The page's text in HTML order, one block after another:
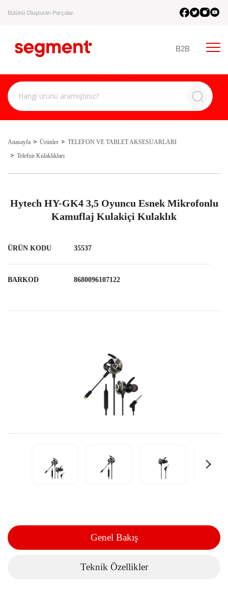
Bütünü Oluşturan Parçalar.
B2B
Anasayfa Ürünler
TELEFON VE TABLET AKSESUARLARI
Telefon Kulaklıkları
Hytech HY-GK4 3,5 Oyuncu Esnek Mikrofonlu
Kamuflaj Kulakiçi Kulaklık
ÜRÜN KODU 35537
BARKOD 8680096107122
Genel Bakış
Teknik Özellikler